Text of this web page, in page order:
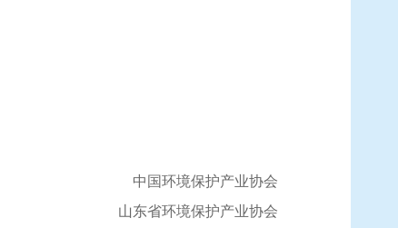
中国环境保护产业协会
山东省环境保护产业协会